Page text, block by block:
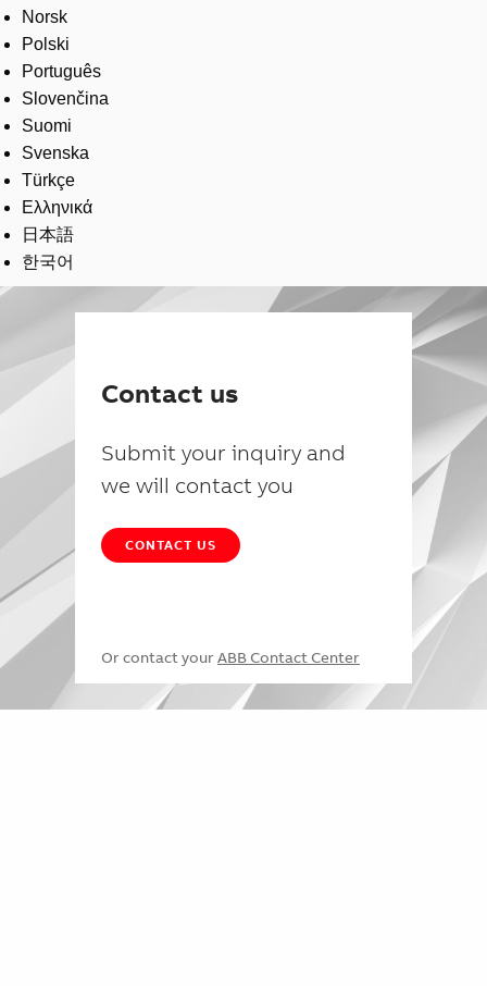
Norsk
Polski
Português
Slovenčina
Suomi
Svenska
Türkçe
Ελληνικά
日本語
한국어
Contact us
Submit your inquiry and
we will contact you
CONTACT US
Or contact your ABB Contact Center